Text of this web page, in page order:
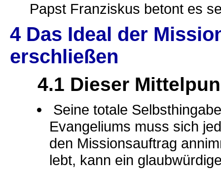
Papst Franziskus betont es
4 Das Ideal der
erschließen
4.1 Dieser
Seine totale
Evangeliums muss sich
den Missionsauftrag
lebt, kann ein